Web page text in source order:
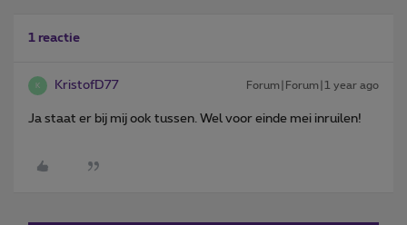
1 reactie
K KristofD77 Forum|Forum|1 year ago
Ja staat er bij mij ook tussen. Wel voor einde mei inruilen!